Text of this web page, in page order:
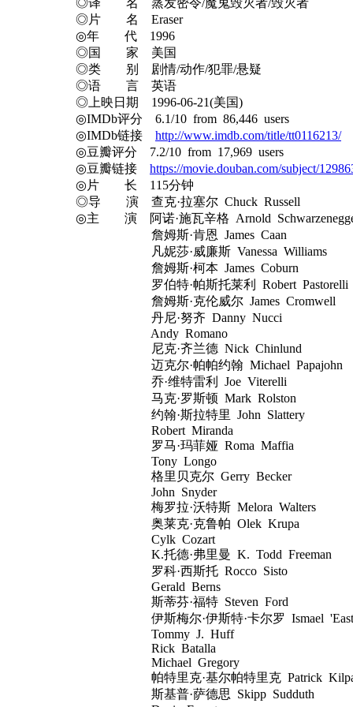
◎片 名 Eraser
◎年 代 1996
◎国 家 美国
◎类 别 剧情/动作/犯罪/悬疑
◎语 言 英语
◎上映日期 1996-06-21(美国)
◎IMDb评分 6.1/10 from 86,446 users
◎IMDb链接 http://www.imdb.com/title/tt0116213/
◎豆瓣评分 7.2/10 from 17,969 users
◎豆瓣链接 https://movie.douban.com/subject/
◎片 长 115分钟
◎导 演 查克·拉塞尔 Chuck Russell
◎主 演 阿诺·施瓦辛格 Arnold
詹姆斯·肯恩 James Caan
凡妮莎·威廉斯 Vanessa Williams
詹姆斯·柯本 James Coburn
罗伯特·帕斯托莱利 Robert Pastorelli
詹姆斯·克伦威尔 James Cromwell
丹尼·努齐 Danny Nucci
Andy Romano
尼克·齐兰德 Nick Chinlund
迈克尔·帕帕约翰 Michael Papajohn
乔·维特雷利 Joe Viterelli
马克·罗斯顿 Mark Rolston
约翰·斯拉特里 John Slattery
Robert Miranda
罗马·玛菲娅 Roma Maffia
Tony Longo
格里贝克尔 Gerry Becker
John Snyder
梅罗拉·沃特斯 Melora Walters
奥莱克·克鲁帕 Olek Krupa
Cylk Cozart
K.托德·弗里曼 K. Todd Freeman
罗科·西斯托 Rocco Sisto
Gerald Berns
斯蒂芬·福特 Steven Ford
伊斯梅尔·伊斯特·卡尔罗 Ismael 'East'
Tommy J. Huff
Rick Batalla
Michael Gregory
帕特里克·基尔帕特里克 Patrick
斯基普·萨德思 Skipp Sudduth